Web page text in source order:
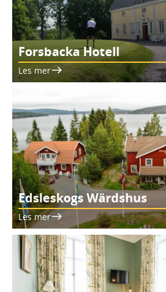
Forsbacka Hotell
Les mer
Edsleskogs Wärdshus
Les mer